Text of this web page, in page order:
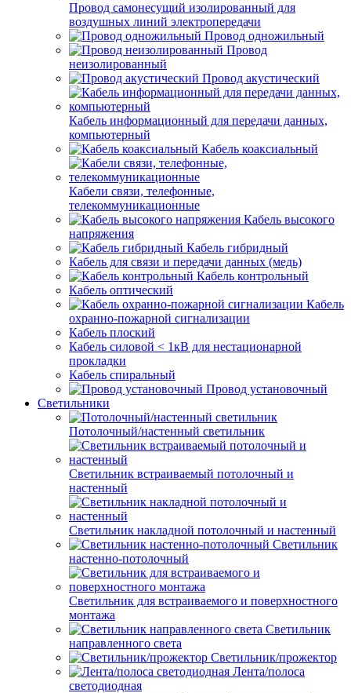
Провод самонесущий изолированный для
воздушных линий электропередачи
Провод одножильный
Провод
неизолированный
Провод акустический
Кабель информационный для передачи данных,
компьютерный
Кабель коаксиальный
Кабели связи, телефонные,
телекоммуникационные
Кабель высокого
напряжения
Кабель гибридный
Кабель для связи и передачи данных (медь)
Кабель контрольный
Кабель оптический
Кабель
охранно-пожарной сигнализации
Кабель плоский
Кабель силовой < 1кВ для нестационарной
прокладки
Кабель спиральный
Провод установочный
Светильники
Потолочный/настенный светильник
Светильник встраиваемый потолочный и
настенный
Светильник накладной потолочный и настенный
Светильник
настенно-потолочный
Светильник для встраиваемого и поверхностного
монтажа
Светильник
направленного света
Светильник/прожектор
Лента/полоса
светодиодная